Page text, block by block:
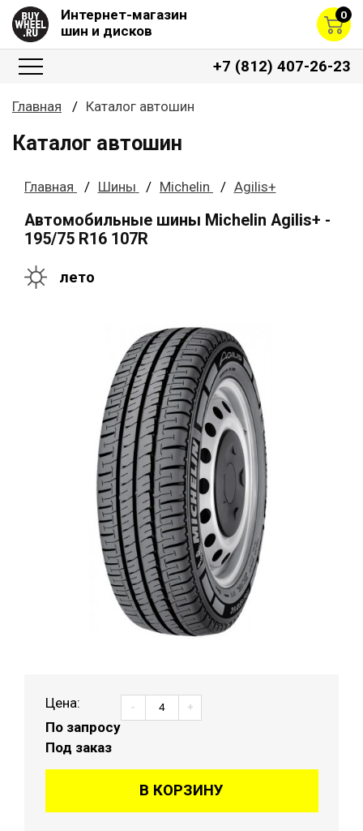
Интернет-магазин
шин и дисков
0
+7 (812) 407-26-23
Главная Каталог автошин
Каталог автошин
Главная Шины Michelin Agilis+
Автомобильные шины Michelin Agilis+ -
195/75 R16 107R
лето
Цена:
По запросу
Под заказ
- +
В КОРЗИНУ